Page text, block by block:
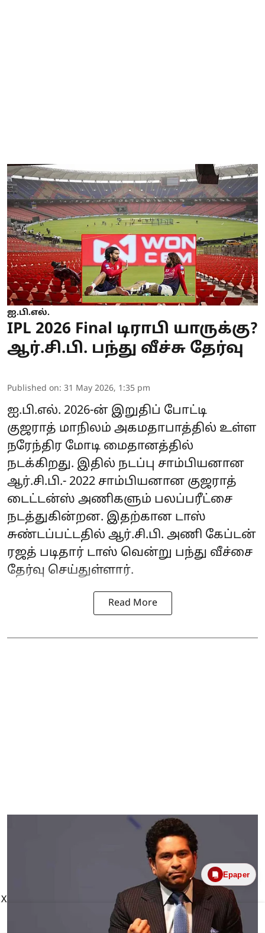
ஐ.பி.எல்.
IPL 2026 Final டிராபி யாருக்கு?
ஆர்.சி.பி. பந்து வீச்சு தேர்வு
Published on: 31 May 2026, 1:35 pm
ஐ.பி.எல். 2026-ன் இறுதிப் போட்டி
குஜராத் மாநிலம் அகமதாபாத்தில் உள்ள
நரேந்திர மோடி மைதானத்தில்
நடக்கிறது. இதில் நடப்பு சாம்பியனான
ஆர்.சி.பி.- 2022 சாம்பியனான குஜராத்
டைட்டன்ஸ் அணிகளும் பலப்பரீட்சை
நடத்துகின்றன. இதற்கான டாஸ்
சுண்டப்பட்டதில் ஆர்.சி.பி. அணி கேப்டன்
ரஜத் படிதார் டாஸ் வென்று பந்து வீச்சை
தேர்வு செய்துள்ளார்.
Read More
Epaper
X